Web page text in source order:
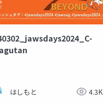
はしもと 4.3K